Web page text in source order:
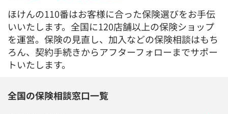
ほけんの110番はお客様に合った保険選びをお手伝
いいたします。全国に120店舗以上の保険ショップ
を運営。保険の見直し、加入などの保険相談はもち
ろん、契約手続きからアフターフォローまでサポー
トいたします。
全国の保険相談窓口一覧